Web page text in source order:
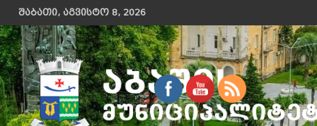
Skip
to
content
შაბათი, აგვისტო 8, 2026